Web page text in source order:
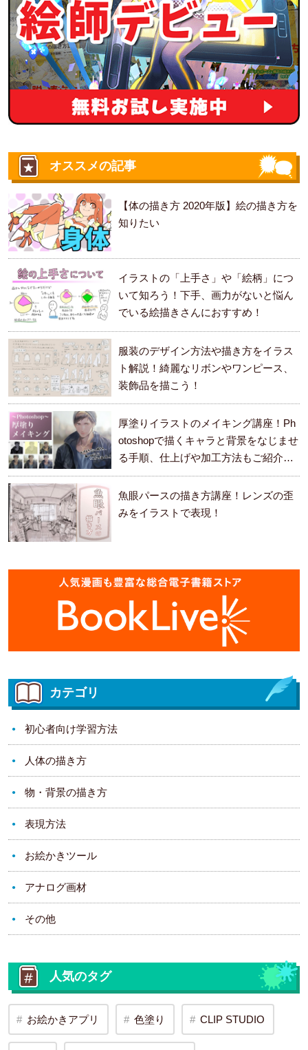
オススメの記事
【体の描き方 2020年版】絵の描き方を
知りたい
イラストの「上手さ」や「絵柄」につ
いて知ろう！下手、画力がないと悩ん
でいる絵描きさんにおすすめ！
服装のデザイン方法や描き方をイラス
ト解説！綺麗なリボンやワンピース、
装飾品を描こう！
厚塗りイラストのメイキング講座！Ph
otoshopで描くキャラと背景をなじませ
る手順、仕上げや加工方法もご紹介し
ます。
魚眼パースの描き方講座！レンズの歪
みをイラストで表現！
カテゴリ
初心者向け学習方法
人体の描き方
物・背景の描き方
表現方法
お絵かきツール
アナログ画材
その他
人気のタグ
お絵かきアプリ 色塗り CLIP STUDIO